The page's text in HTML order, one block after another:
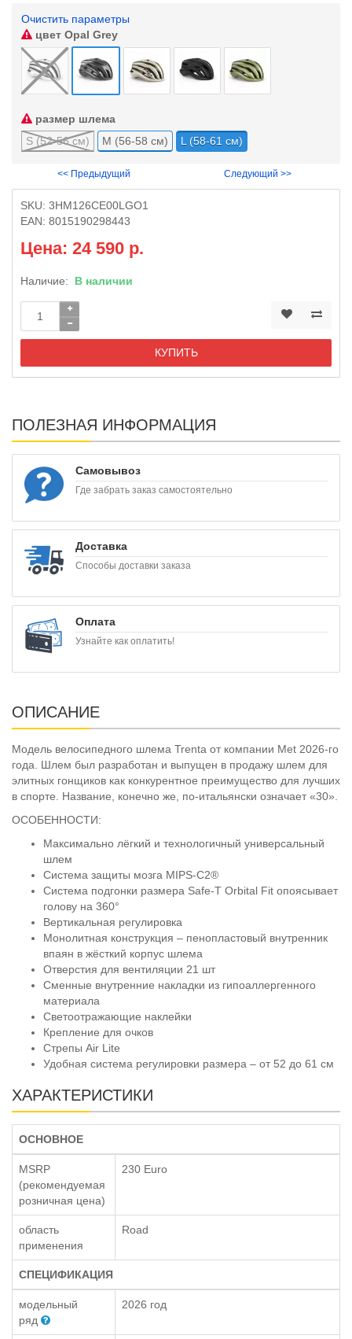
Очистить параметры
цвет Opal Grey
размер шлема
S (52-56 см)
M (56-58 см) L (58-61 см)
<< Предыдущий Следующий >>
SKU: 3HM126CE00LGO1
EAN: 8015190298443
Цена: 24 590 р.
Наличие: В наличии
КУПИТЬ
ПОЛЕЗНАЯ ИНФОРМАЦИЯ
Самовывоз
Где забрать заказ самостоятельно
Доставка
Способы доставки заказа
Оплата
Узнайте как оплатить!
ОПИСАНИЕ
Модель велосипедного шлема Trenta от компании Met 2026-го
года. Шлем был разработан и выпущен в продажу шлем для
элитных гонщиков как конкурентное преимущество для лучших
в спорте. Название, конечно же, по-итальянски означает «30».
ОСОБЕННОСТИ:
Максимально лёгкий и технологичный универсальный
шлем
Система защиты мозга MIPS-C2®
Система подгонки размера Safe-T Orbital Fit опоясывает
голову на 360°
Вертикальная регулировка
Монолитная конструкция – пенопластовый внутренник
впаян в жёсткий корпус шлема
Отверстия для вентиляции 21 шт
Сменные внутренние накладки из гипоаллергенного
материала
Светоотражающие наклейки
Крепление для очков
Стрепы Air Lite
Удобная система регулировки размера – от 52 до 61 см
ХАРАКТЕРИСТИКИ
ОСНОВНОЕ
MSRP
(рекомендуемая
розничная цена)
230 Euro
область
применения
Road
СПЕЦИФИКАЦИЯ
модельный
ряд
2026 год